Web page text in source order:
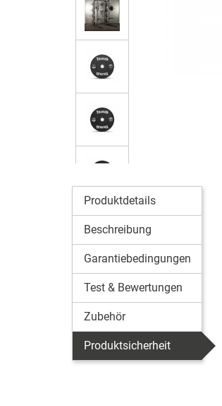
Produktdetails
Beschreibung
Garantiebedingungen
Test & Bewertungen
Zubehör
Produktsicherheit